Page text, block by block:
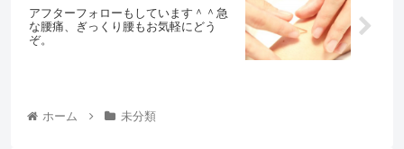
アフターフォローもしています＾＾急
な腰痛、ぎっくり腰もお気軽にどう
ぞ。
ホーム 未分類